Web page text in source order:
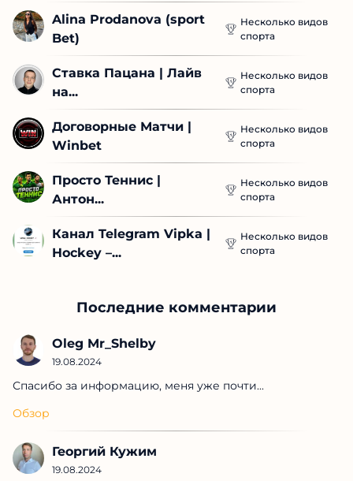
Alina Prodanova (sport
Bet)
Несколько видов
спорта
Ставка Пацана | Лайв
на...
Несколько видов
спорта
Договорные Матчи |
Winbet
Несколько видов
спорта
Просто Теннис |
Антон...
Несколько видов
спорта
Канал Telegram Vipka |
Hockey –...
Несколько видов
спорта
Последние комментарии
Oleg Mr_Shelby
19.08.2024
Спасибо за информацию, меня уже почти...
Обзор
Георгий Кужим
19.08.2024